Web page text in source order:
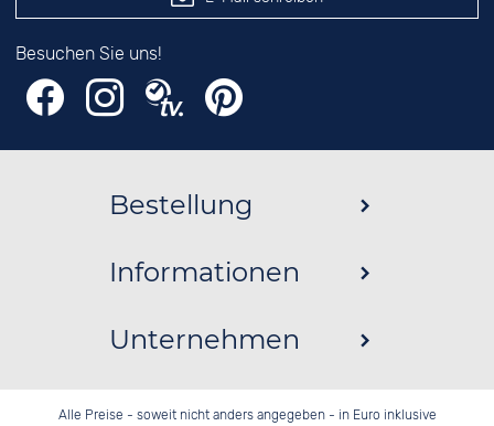
Besuchen Sie uns!
Bestellung
Informationen
Unternehmen
Alle Preise - soweit nicht anders angegeben - in Euro inklusive